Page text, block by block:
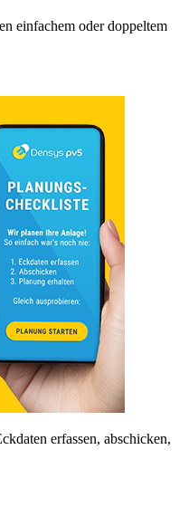
einfachem oder doppeltem
erfassen, abschicken,